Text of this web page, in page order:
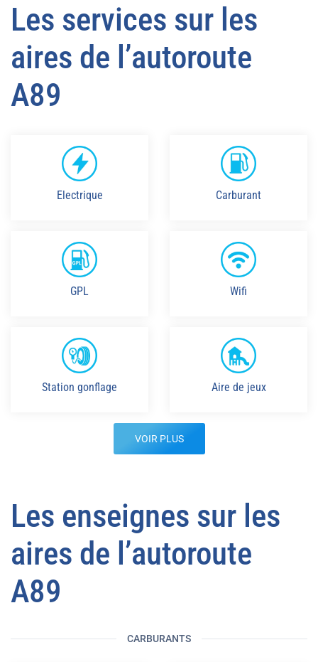
Les services sur les
aires de l’autoroute
A89
Electrique Carburant
GPL Wifi
Station gonflage Aire de jeux
VOIR PLUS
Les enseignes sur les
aires de l’autoroute
A89
CARBURANTS